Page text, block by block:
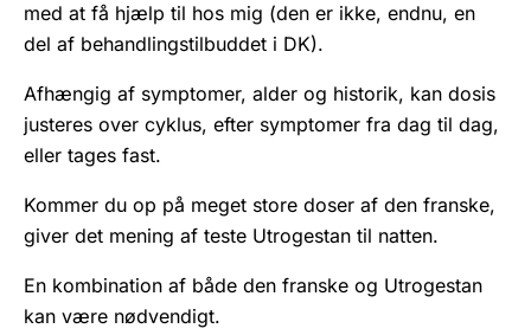
med at få hjælp til hos mig (den er ikke, endnu, en
del af behandlingstilbuddet i DK).
Afhængig af symptomer, alder og historik, kan dosis
justeres over cyklus, efter symptomer fra dag til dag,
eller tages fast.
Kommer du op på meget store doser af den franske,
giver det mening af teste Utrogestan til natten.
En kombination af både den franske og Utrogestan
kan være nødvendigt.